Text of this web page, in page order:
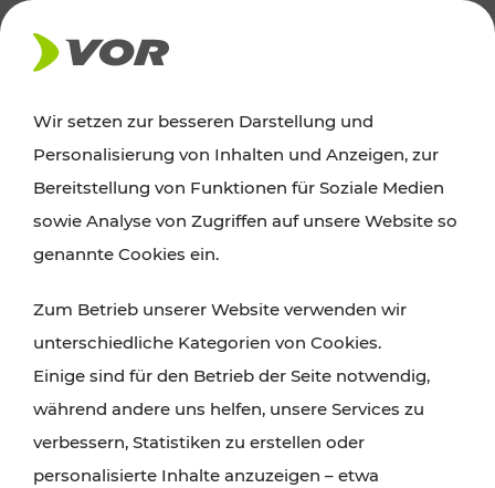
AKTUELLES
News
Alle wichtigen Meldungen zu Fahrplanänderungen,
finden Sie hier im Überblick.
Wir setzen zur besseren Darstellung und
Personalisierung von Inhalten und Anzeigen, zur
Bereitstellung von Funktionen für Soziale Medien
sowie Analyse von Zugriffen auf unsere Website so
genannte Cookies ein.
Zum Betrieb unserer Website verwenden wir
unterschiedliche Kategorien von Cookies.
Einige sind für den Betrieb der Seite notwendig,
während andere uns helfen, unsere Services zu
verbessern, Statistiken zu erstellen oder
personalisierte Inhalte anzuzeigen – etwa